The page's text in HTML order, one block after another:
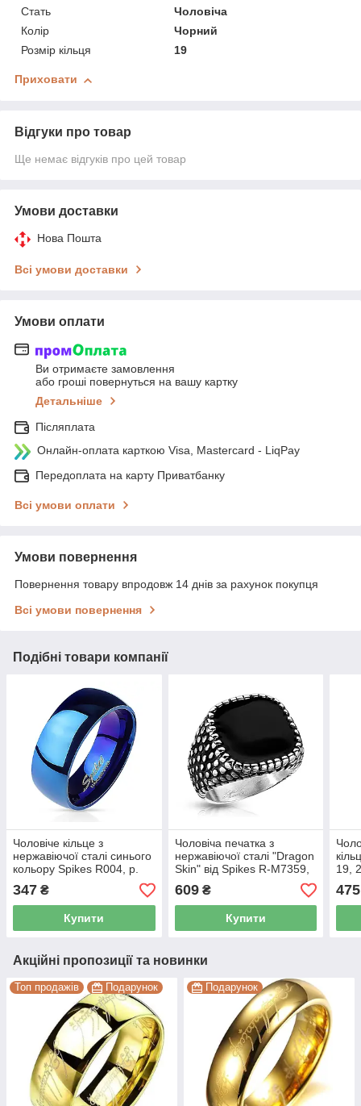
Стать
Чоловіча
Колір
Чорний
Розмір кільця
19
Приховати
Відгуки про товар
Ще немає відгуків про цей товар
Умови доставки
Нова Пошта
Всі умови доставки
Умови оплати
Ви отримаєте замовлення
або гроші повернуться на вашу картку
Детальніше
Післяплата
Онлайн-оплата карткою Visa, Mastercard - LiqPay
Передоплата на карту Приватбанку
Всі умови оплати
Умови повернення
Повернення товару впродовж 14 днів за рахунок покупця
Всі умови повернення
Подібні товари компанії
Чоловіче кільце з
нержавіючої сталі синього
кольору Spikes R004, р.
22,5
347 ₴
Купити
Чоловіча печатка з
нержавіючої сталі "Dragon
Skin" від Spikes R-M7359,
р. 18, 19, 20, 20.5, 21.5
609₴
Купити
19,
475
Акційні пропозиції та новинки
Топ продажів Подарунок Подарунок